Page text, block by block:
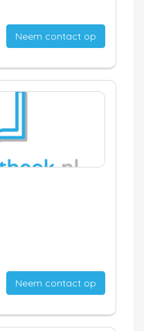
Neem contact op
Neem contact op